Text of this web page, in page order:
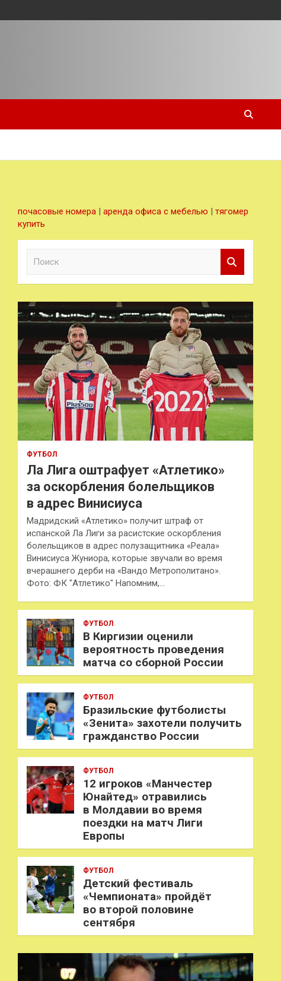
почасовые номера |аренда офиса с мебелью |тягомер
купить
к
ФУТБОЛ
Ла Лига оштрафует «Атлетико»
за оскорбления болельщиков
в адрес Винисиуса
Мадридский «Атлетико» получит штраф от
испанской Ла Лиги за расистские оскорбления
болельщиков в адрес полузащитника «Реала»
Винисиуса Жуниора, которые звучали во время
вчерашнего дерби на «Вандо Метрополитано».
Фото: ФК "Атлетико" Напомним,…
ФУТБОЛ
В Киргизии оценили
вероятность проведения
матча со сборной России
ФУТБОЛ
Бразильские футболисты
«Зенита» захотели получить
гражданство России
ФУТБОЛ
12 игроков «Манчестер
Юнайтед» отравились
в Молдавии во время
поездки на матч Лиги
Европы
ФУТБОЛ
Детский фестиваль
«Чемпионата» пройдёт
во второй половине
сентября